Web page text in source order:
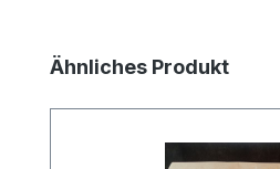
Produktgalerie überspringen
Ähnliches Produkt